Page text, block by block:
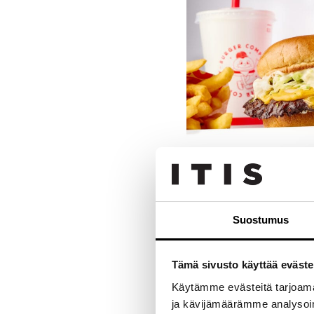
Suostumus
Tämä sivusto käyttää
Käytämme evästeitä
ja kävijämäärämme
Burger
herkullisia
tarjoaa
paikan